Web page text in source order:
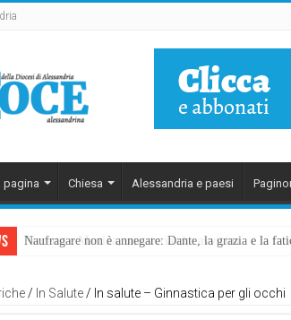
pagina Chiesa Alessandria e paesi
Naufragare non è annegare: Dante, la grazia e la
/ In Salute / In salute – Ginnastica per gli occhi